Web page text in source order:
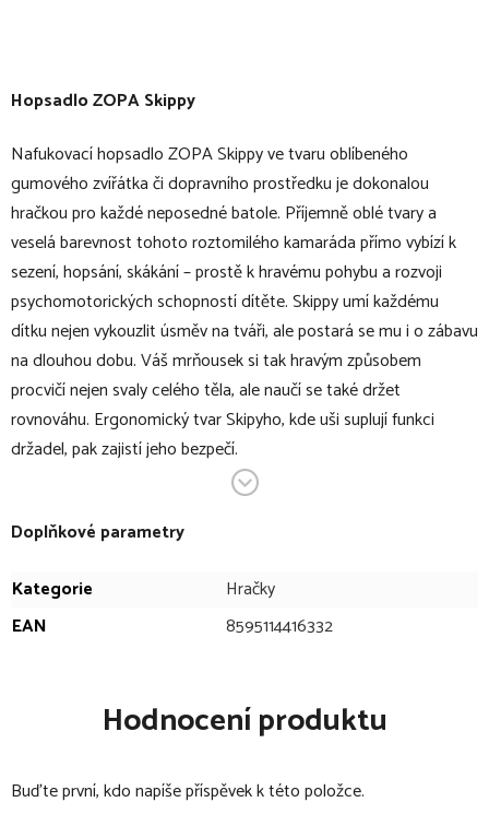
Hopsadlo ZOPA Skippy
Nafukovací hopsadlo ZOPA Skippy ve tvaru oblíbeného
gumového zvířátka či dopravního prostředku je dokonalou
hračkou pro každé neposedné batole. Příjemně oblé tvary a
veselá barevnost tohoto roztomilého kamaráda přímo vybízí k
sezení, hopsání, skákání – prostě k hravému pohybu a rozvoji
psychomotorických schopností dítěte. Skippy umí každému
dítku nejen vykouzlit úsměv na tváři, ale postará se mu i o zábavu
na dlouhou dobu. Váš mrňousek si tak hravým způsobem
procvičí nejen svaly celého těla, ale naučí se také držet
rovnováhu. Ergonomický tvar Skipyho, kde uši suplují funkci
držadel, pak zajistí jeho bezpečí.
vhodné pro děti od 18 měsíců
neobsahuje ftaláty
vhodný do interiéru i exteriéru
lze vyfouknout pro dokonalou skladnost
Doplňkové parametry
Kategorie
Hračky
EAN
8595114416332
Hodnocení produktu
Buďte první, kdo napíše příspěvek k této položce.